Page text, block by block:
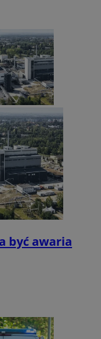
być awaria